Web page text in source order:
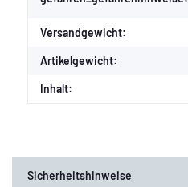
Versandgewicht:
Artikelgewicht:
Inhalt:
Sicherheitshinweise